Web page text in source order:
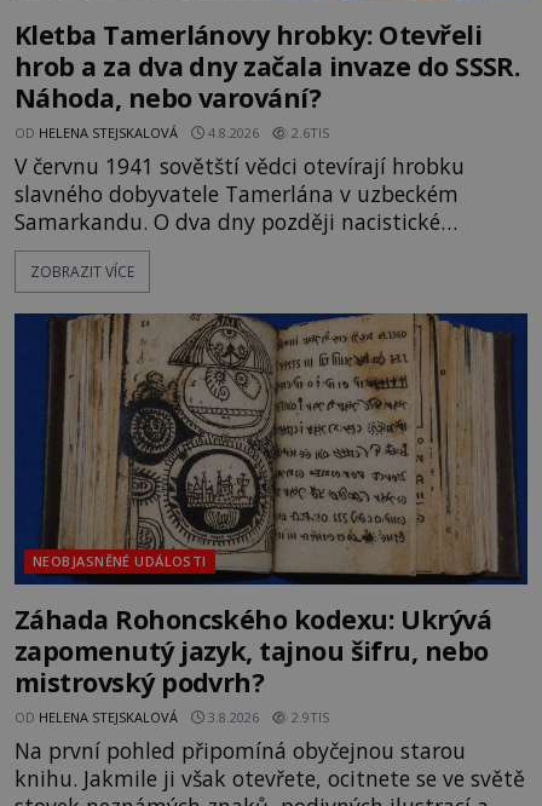
Kletba Tamerlánovy hrobky: Otevřeli
hrob a za dva dny začala invaze do SSSR.
Náhoda, nebo varování?
OD HELENA STEJSKALOVÁ 4.8.2026 2.6TIS
V červnu 1941 sovětští vědci otevírají hrobku
slavného dobyvatele Tamerlána v uzbeckém
Samarkandu. O dva dny později nacistické
Německo zahajuje operaci Barbarossa a napadá
Sovětský svaz. Shoda dat je natolik zarážející, že se
na legendě něco pravdy, nebo jde jen o fascinující
souhru okolností? Když antropolog Michail
Gerasimov (1907-1970) a
ZOBRAZIT VÍCE
NEOBJASNĚNÉ UDÁLOSTI
Záhada Rohoncského kodexu: Ukrývá
zapomenutý jazyk, tajnou šifru, nebo
mistrovský podvrh?
OD HELENA STEJSKALOVÁ 3.8.2026 2.9TIS
Na první pohled připomíná obyčejnou starou
knihu. Jakmile ji však otevřete, ocitnete se ve světě